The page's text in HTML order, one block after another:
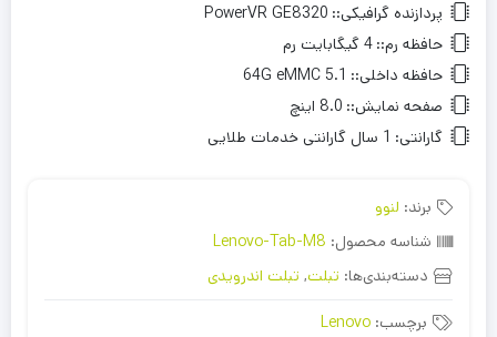
پردازنده گرافیکی:: PowerVR GE8320
حافظه رم:: 4 گیگابایت رم
حافظه داخلی:: 64G eMMC 5.1
صفحه نمایش:: 8.0 اینچ
گارانتی: 1 سال گارانتی خدمات طلایی
برند: لنوو
شناسه محصول: Lenovo-Tab-M8
دسته‌بندی‌ها: تبلت, تبلت اندرویدی
برچسب: Lenovo